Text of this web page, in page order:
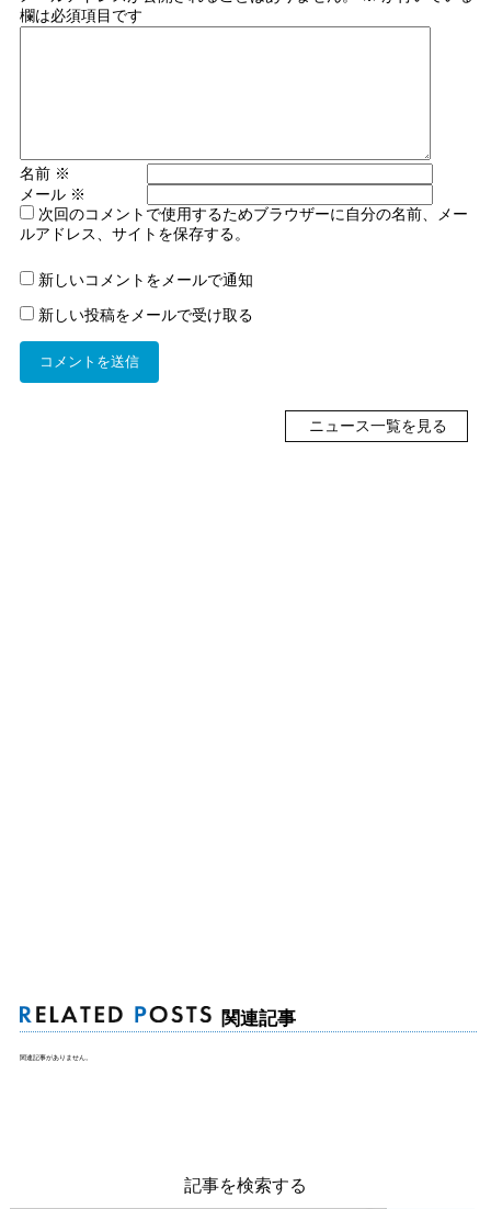
欄は必須項目です
名前 ※
メール ※
次回のコメントで使用するためブラウザーに自分の名前、メー
ルアドレス、サイトを保存する。
新しいコメントをメールで通知
新しい投稿をメールで受け取る
ニュース一覧を見る
関連記事
関連記事がありません。
記事を検索する